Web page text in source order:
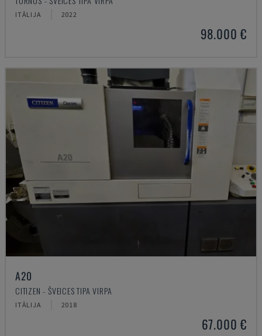
ITĀLIJA 2022
98.000 €
A20
CITIZEN - ŠVEICES TIPA VIRPA
ITĀLIJA 2018
67.000 €